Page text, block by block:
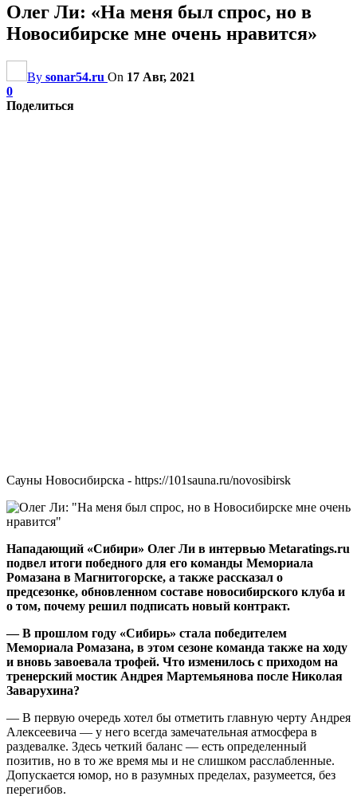
Олег Ли: «На меня был спрос, но в
Новосибирске мне очень нравится»
By sonar54.ru On 17 Авг, 2021
0
Поделиться
Сауны Новосибирска - https://101sauna.ru/novosibirsk
Нападающий «Сибири» Олег Ли в интервью Metaratings.ru
подвел итоги победного для его команды Мемориала
Ромазана в Магнитогорске, а также рассказал о
предсезонке, обновленном составе новосибирского клуба и
о том, почему решил подписать новый контракт.
— В прошлом году «Сибирь» стала победителем
Мемориала Ромазана, в этом сезоне команда также на ходу
и вновь завоевала трофей. Что изменилось с приходом на
тренерский мостик Андрея Мартемьянова после Николая
Заварухина?
— В первую очередь хотел бы отметить главную черту Андрея
Алексеевича — у него всегда замечательная атмосфера в
раздевалке. Здесь четкий баланс — есть определенный
позитив, но в то же время мы и не слишком расслабленные.
Допускается юмор, но в разумных пределах, разумеется, без
перегибов.